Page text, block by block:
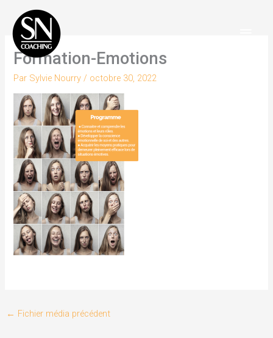
contenu
Formation-Emotions
Par Sylvie Nourry/ octobre 30, 2022
← Fichier média précédent